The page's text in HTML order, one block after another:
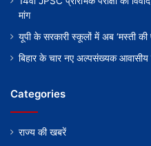
मांग
यूपी के सरकारी स्कूलों में अब ‘मस्ती
बिहार के चार नए अल्पसंख्यक आवासीय
Categories
राज्य की खबरें